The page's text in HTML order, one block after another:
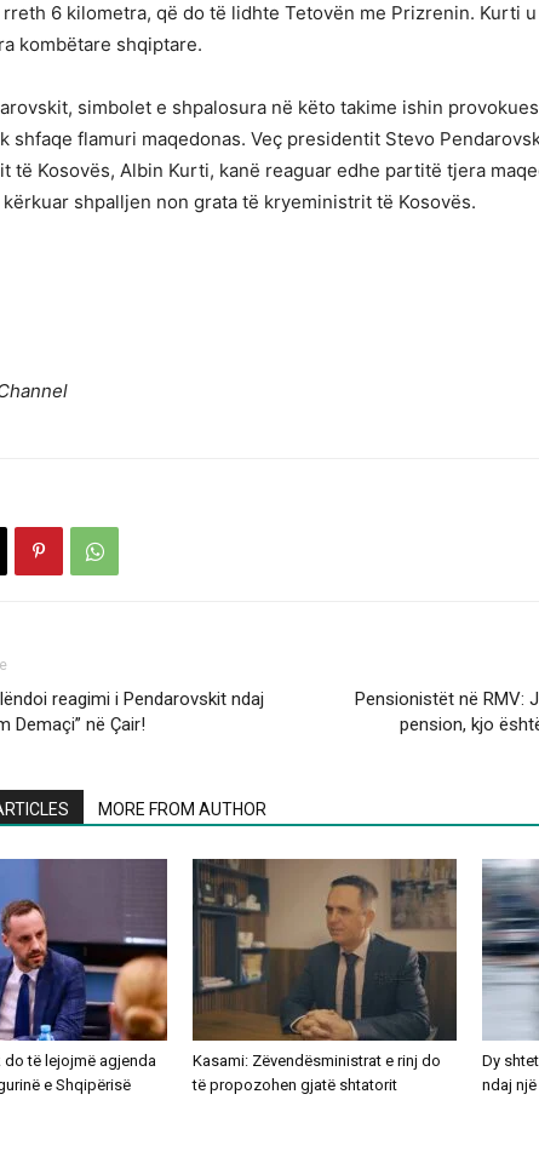
6 kilometra, që do të lidhte Tetovën me Prizrenin. Kurti
kombëtare shqiptare.
simbolet e shpalosura në këto takime ishin
shfaqe flamuri maqedonas. Veç presidentit Stevo
të Kosovës, Albin Kurti, kanë reaguar edhe partitë tjera
shpalljen non grata të kryeministrit të Kosovës.
reagimi i Pendarovskit ndaj
Demaçi” në Çair!
Pensionistët në RMV:
pension, kjo
MORE FROM AUTHOR
do të lejojmë agjenda
e Shqipërisë
Kasami: Zëvendësministrat e rinj do
të propozohen gjatë shtatorit
Dy
ndaj